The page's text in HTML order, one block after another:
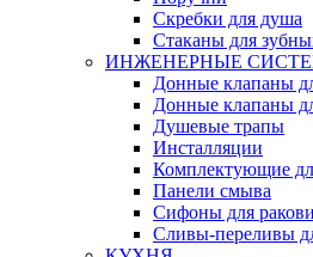
Скребки для душа
Стаканы для
ИНЖЕНЕРНЫЕ
Донные клапаны
Донные клапаны
Душевые трапы
Инсталляции
Комплектующие
Панели смыва
Сифоны для
Сливы-переливы